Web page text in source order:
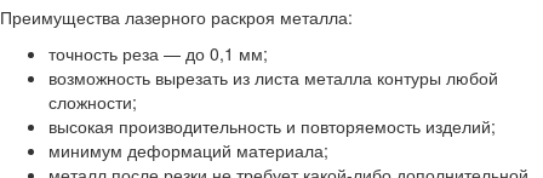
Преимущества лазерного раскроя металла:
точность реза — до 0,1 мм;
возможность вырезать из листа металла контуры любой
сложности;
высокая производительность и повторяемость изделий;
минимум деформаций материала;